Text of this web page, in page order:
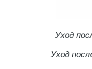
Уход
Уход